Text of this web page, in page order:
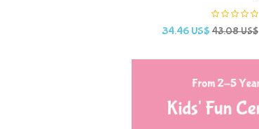
السعر
34.46 US$ السعر
43.08 US$